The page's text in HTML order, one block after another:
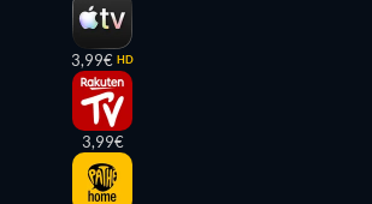
3,99€ HD
3,99€